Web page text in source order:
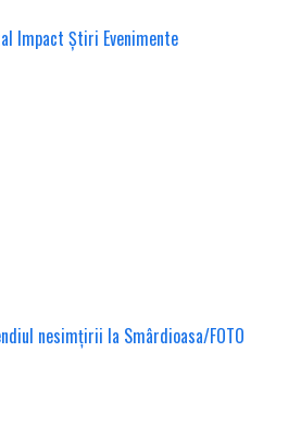
nesimțirii la Smârdioasa/FOTO